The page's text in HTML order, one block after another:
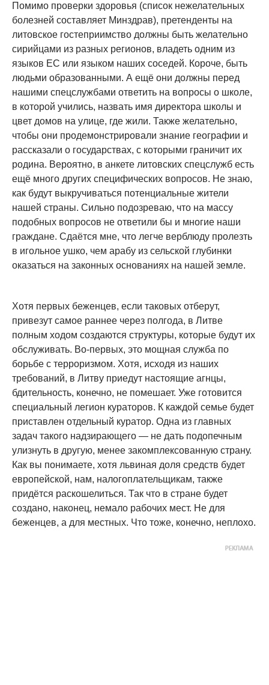
Помимо проверки здоровья (список нежелательных
болезней составляет Минздрав), претенденты на
литовское гостеприимство должны быть желательно
сирийцами из разных регионов, владеть одним из
языков ЕС или языком наших соседей. Короче, быть
людьми образованными. А ещё они должны перед
нашими спецслужбами ответить на вопросы о школе,
в которой учились, назвать имя директора школы и
цвет домов на улице, где жили. Также желательно,
чтобы они продемонстрировали знание географии и
рассказали о государствах, с которыми граничит их
родина. Вероятно, в анкете литовских спецслужб есть
ещё много других специфических вопросов. Не знаю,
как будут выкручиваться потенциальные жители
нашей страны. Сильно подозреваю, что на массу
подобных вопросов не ответили бы и многие наши
граждане. Сдаётся мне, что легче верблюду пролезть
в игольное ушко, чем арабу из сельской глубинки
оказаться на законных основаниях на нашей земле.
Хотя первых беженцев, если таковых отберут,
привезут самое раннее через полгода, в Литве
полным ходом создаются структуры, которые будут их
обслуживать. Во-первых, это мощная служба по
борьбе с терроризмом. Хотя, исходя из наших
требований, в Литву приедут настоящие агнцы,
бдительность, конечно, не помешает. Уже готовится
специальный легион кураторов. К каждой семье будет
приставлен отдельный куратор. Одна из главных
задач такого надзирающего — не дать подопечным
улизнуть в другую, менее закомплексованную страну.
Как вы понимаете, хотя львиная доля средств будет
европейской, нам, налогоплательщикам, также
придётся раскошелиться. Так что в стране будет
создано, наконец, немало рабочих мест. Не для
беженцев, а для местных. Что тоже, конечно, неплохо.